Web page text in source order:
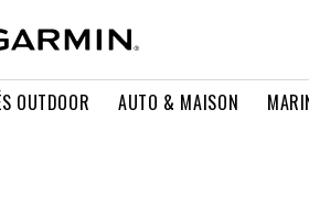
OUTDOOR AUTO & MAISON